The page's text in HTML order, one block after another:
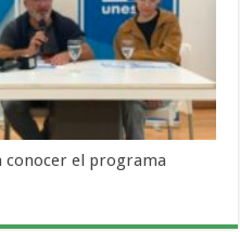
conocer el programa